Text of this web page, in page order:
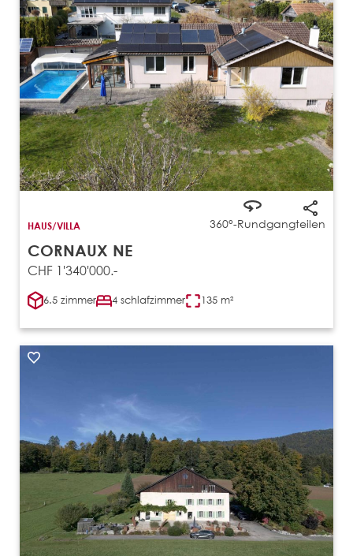
360°-Rundgangteilen
HAUS/VILLA
CORNAUX NE
CHF 1'340'000.-
6.5 zimmer 4 schlafzimmer 135 m²